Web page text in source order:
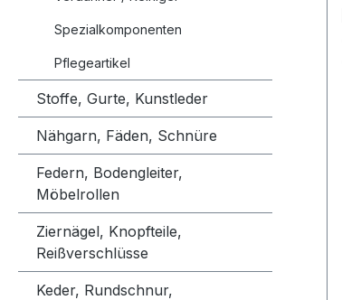
Spezialkomponenten
Pflegeartikel
Stoffe, Gurte, Kunstleder
Nähgarn, Fäden, Schnüre
Federn, Bodengleiter,
Möbelrollen
Ziernägel, Knopfteile,
Reißverschlüsse
Keder, Rundschnur,